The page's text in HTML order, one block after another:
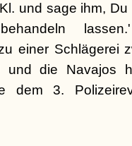
und sage ihm,
einer Schlägerei
die Navajos
dem 3.